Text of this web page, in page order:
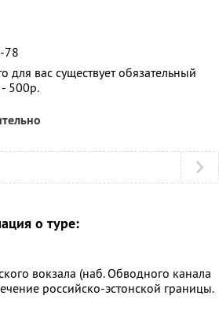
78
для вас существует обязательный
500р.
о туре:
вокзала (наб. Обводного канала
российско-эстонской границы.